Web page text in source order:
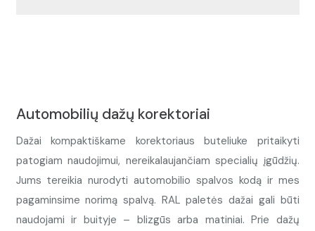
Automobilių dažų korektoriai
Dažai kompaktiškame korektoriaus buteliuke pritaikyti
patogiam naudojimui, nereikalaujančiam specialių įgūdžių.
Jums tereikia nurodyti automobilio spalvos kodą ir mes
pagaminsime norimą spalvą. RAL paletės dažai gali būti
naudojami ir buityje – blizgūs arba matiniai. Prie dažų